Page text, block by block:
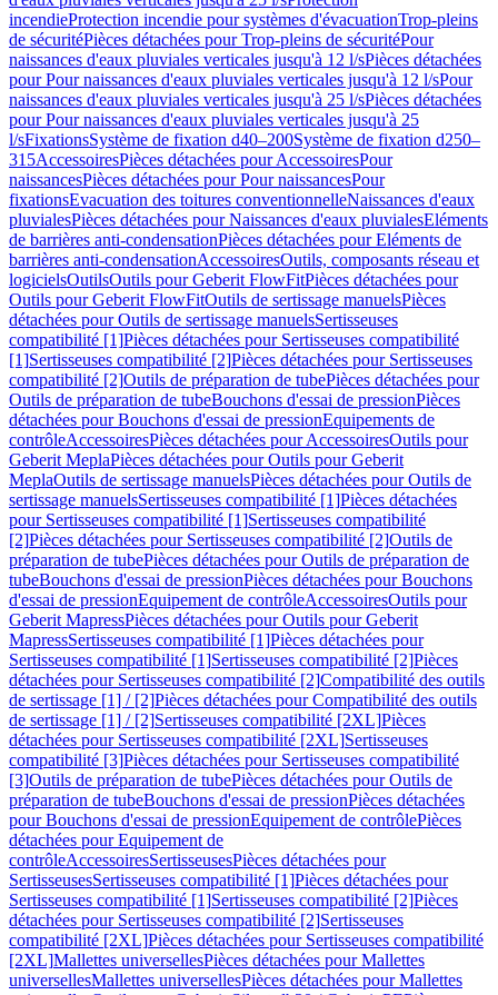
incendieProtection incendie pour systèmes d'évacuationTrop-pleins
de sécuritéPièces détachées pour Trop-pleins de sécuritéPour
naissances d'eaux pluviales verticales jusqu'à 12 l/sPièces détachées
pour Pour naissances d'eaux pluviales verticales jusqu'à 12 l/sPour
naissances d'eaux pluviales verticales jusqu'à 25 l/sPièces détachées
pour Pour naissances d'eaux pluviales verticales jusqu'à 25
l/sFixationsSystème de fixation d40–200Système de fixation d250–
315AccessoiresPièces détachées pour AccessoiresPour
naissancesPièces détachées pour Pour naissancesPour
fixationsEvacuation des toitures conventionnelleNaissances d'eaux
pluvialesPièces détachées pour Naissances d'eaux pluvialesEléments
de barrières anti-condensationPièces détachées pour Eléments de
barrières anti-condensationAccessoiresOutils, composants réseau et
logicielsOutilsOutils pour Geberit FlowFitPièces détachées pour
Outils pour Geberit FlowFitOutils de sertissage manuelsPièces
détachées pour Outils de sertissage manuelsSertisseuses
compatibilité [1]Pièces détachées pour Sertisseuses compatibilité
[1]Sertisseuses compatibilité [2]Pièces détachées pour Sertisseuses
compatibilité [2]Outils de préparation de tubePièces détachées pour
Outils de préparation de tubeBouchons d'essai de pressionPièces
détachées pour Bouchons d'essai de pressionEquipements de
contrôleAccessoiresPièces détachées pour AccessoiresOutils pour
Geberit MeplaPièces détachées pour Outils pour Geberit
MeplaOutils de sertissage manuelsPièces détachées pour Outils de
sertissage manuelsSertisseuses compatibilité [1]Pièces détachées
pour Sertisseuses compatibilité [1]Sertisseuses compatibilité
[2]Pièces détachées pour Sertisseuses compatibilité [2]Outils de
préparation de tubePièces détachées pour Outils de préparation de
tubeBouchons d'essai de pressionPièces détachées pour Bouchons
d'essai de pressionEquipement de contrôleAccessoiresOutils pour
Geberit MapressPièces détachées pour Outils pour Geberit
MapressSertisseuses compatibilité [1]Pièces détachées pour
Sertisseuses compatibilité [1]Sertisseuses compatibilité [2]Pièces
détachées pour Sertisseuses compatibilité [2]Compatibilité des outils
de sertissage [1] / [2]Pièces détachées pour Compatibilité des outils
de sertissage [1] / [2]Sertisseuses compatibilité [2XL]Pièces
détachées pour Sertisseuses compatibilité [2XL]Sertisseuses
compatibilité [3]Pièces détachées pour Sertisseuses compatibilité
[3]Outils de préparation de tubePièces détachées pour Outils de
préparation de tubeBouchons d'essai de pressionPièces détachées
pour Bouchons d'essai de pressionEquipement de contrôlePièces
détachées pour Equipement de
contrôleAccessoiresSertisseusesPièces détachées pour
SertisseusesSertisseuses compatibilité [1]Pièces détachées pour
Sertisseuses compatibilité [1]Sertisseuses compatibilité [2]Pièces
détachées pour Sertisseuses compatibilité [2]Sertisseuses
compatibilité [2XL]Pièces détachées pour Sertisseuses compatibilité
[2XL]Mallettes universellesPièces détachées pour Mallettes
universellesMallettes universellesPièces détachées pour Mallettes